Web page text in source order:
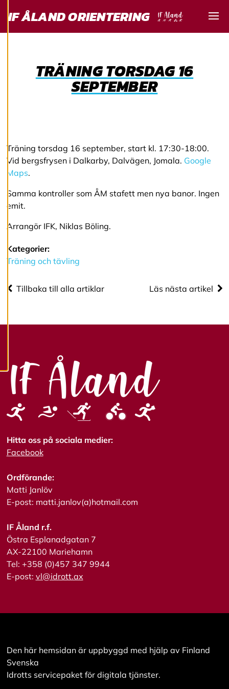
användarupplevelse
och personlig
service. Genom att
cookies kan vi
Du har kontroll över
dina
cookiepreferenser
när som helst. Läs
mer om våra
R
e
d
g
e
c
e
s
A
v
i
s
a
l
l
a
A
c
c
e
p
t
e
l
o
o
k
i
IF ÅLAND ORIENTERING
TRÄNING TORSDAG 16
SEPTEMBER
Träning torsdag 16 september, start kl. 17:30-18:00.
Vid bergsfrysen i Dalkarby, Dalvägen, Jomala. Google
Maps.
Samma kontroller som ÅM stafett men nya banor. Ingen
emit.
Arrangör IFK, Niklas Böling.
Kategorier:
Träning och tävling
Tillbaka till alla artiklar Läs nästa artikel
Hitta oss på sociala medier:
Facebook
Ordförande:
Matti Janlöv
E-post: matti.janlov(a)hotmail.com
IF Åland r.f.
Östra Esplanadgatan 7
AX-22100 Mariehamn
Tel: +358 (0)457 347 9944
E-post: vl@idrott.ax
Den här hemsidan är uppbyggd med hjälp av Finland
Svenska
Idrotts servicepaket för digitala tjänster.